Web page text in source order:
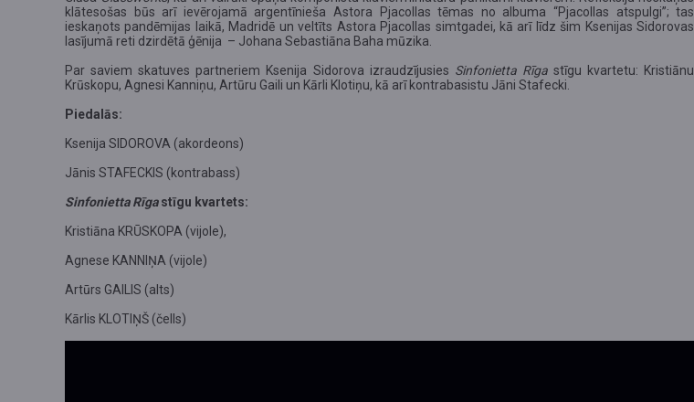
klātesošas būs arī ievērojamā argentīnieša Astora Pjacollas tēmas no albuma “Pjacollas atspulgi”; tas
ieskaņots pandēmijas laikā, Madridē un veltīts Astora Pjacollas simtgadei, kā arī līdz šim Ksenijas Sidorovas
lasījumā reti dzirdētā ģēnija – Johana Sebastiāna Baha mūzika.
Par saviem skatuves partneriem Ksenija Sidorova izraudzījusies Sinfonietta Rīga stīgu kvartetu: Kristiānu
Krūskopu, Agnesi Kanniņu, Artūru Gaili un Kārli Klotiņu, kā arī kontrabasistu Jāni Stafecki.
Piedalās:
Ksenija SIDOROVA (akordeons)
Jānis STAFECKIS (kontrabass)
Sinfonietta Rīga stīgu kvartets:
Kristiāna KRŪSKOPA (vijole),
Agnese KANNIŅA (vijole)
Artūrs GAILIS (alts)
Kārlis KLOTIŅŠ (čells)